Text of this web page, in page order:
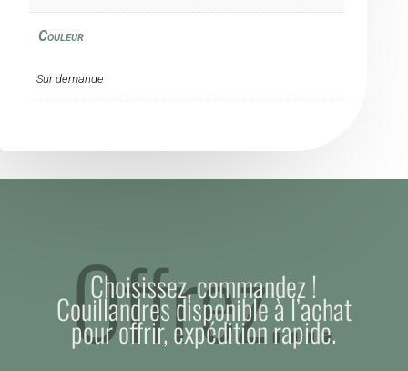
Couleur
Sur demande
Offrez….
Choisissez, commandez !
Couillandres disponible à l’achat
pour offrir, expédition rapide.